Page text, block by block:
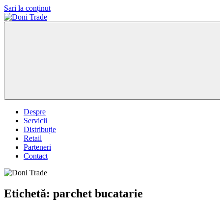
Sari la conținut
Despre
Servicii
Distribuție
Retail
Parteneri
Contact
Etichetă: parchet bucatarie